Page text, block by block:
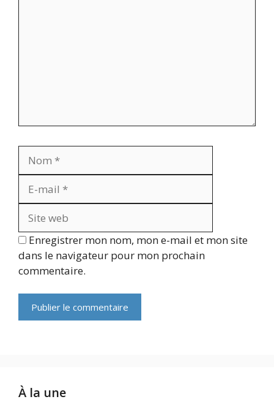
Enregistrer mon nom, mon e-mail et mon site
dans le navigateur pour mon prochain
commentaire.
À la une